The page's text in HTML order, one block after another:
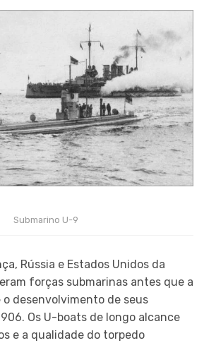
Submarino U-9
Rússia e Estados Unidos da
forças submarinas antes que a
desenvolvimento de seus
Os U-boats de longo alcance
e a qualidade do torpedo